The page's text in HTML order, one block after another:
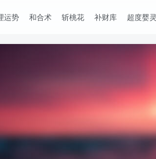
运势 和合术 斩桃花 补财库 超度婴灵